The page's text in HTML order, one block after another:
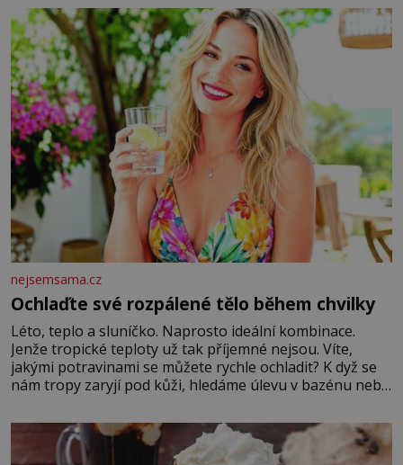
nejsemsama.cz
Ochlaďte své rozpálené tělo během chvilky
Léto, teplo a sluníčko. Naprosto ideální kombinace.
Jenže tropické teploty už tak příjemné nejsou. Víte,
jakými potravinami se můžete rychle ochladit? K dyž se
nám tropy zaryjí pod kůži, hledáme úlevu v bazénu nebo
blízkosti. Nemusíte však zoufat. Pokud budete mít
promyšlený jídelníček, žadné pařáky si na vás